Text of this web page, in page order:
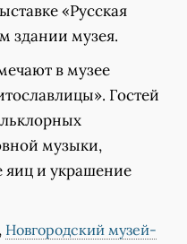
«Русская
здании музея.
в музее
Гостей
музыки,
яиц и украшение
, Новгородский музей-